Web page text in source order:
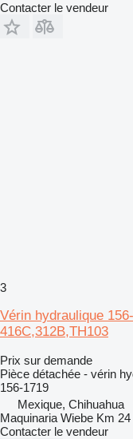
Contacter le vendeur
3
Vérin hydraulique
416C,312B,TH103
Prix sur demande
Pièce détachée - vérin
156-1719
Mexique, Chihuahua
Maquinaria Wiebe Km
Contacter le vendeur